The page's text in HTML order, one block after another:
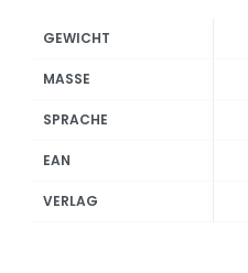
GEWICHT
MASSE
SPRACHE
EAN
VERLAG